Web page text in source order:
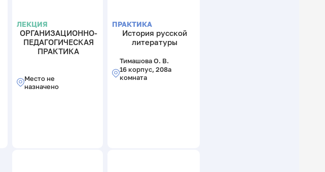
ЛЕКЦИЯ
ОРГАНИЗАЦИОННО-
ПЕДАГОГИЧЕСКАЯ
ПРАКТИКА
Место не
назначено
ПРАКТИКА
История русской
литературы
Тимашова О. В.
16 корпус, 208а
комната